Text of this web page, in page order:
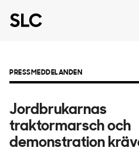
PRESSMEDDELANDEN
Jordbrukarnas
traktormarsch och
demonstration